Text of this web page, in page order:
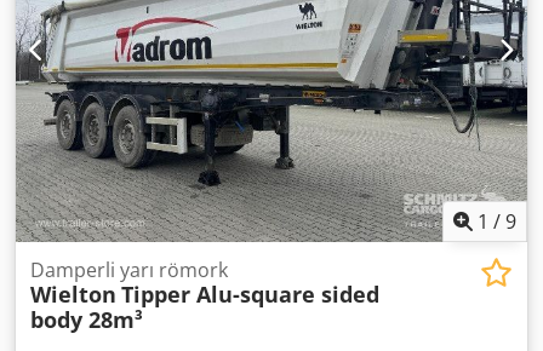
1 /9
Damperli yarı römork
Wielton Tipper Alu-square sided
body 28m³